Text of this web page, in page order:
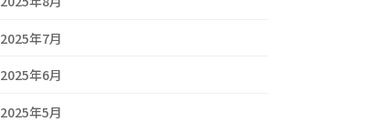
2025年7月
2025年6月
2025年5月